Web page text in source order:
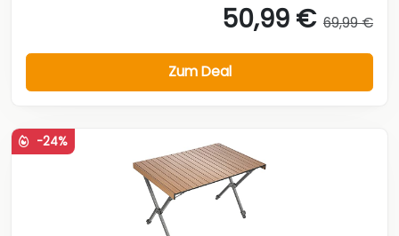
50,99 € 69,99 €
Zum Deal
-24%